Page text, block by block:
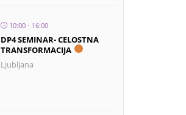
10:00 - 16:00
DP4 SEMINAR- CELOSTNA
TRANSFORMACIJA
Ljubljana